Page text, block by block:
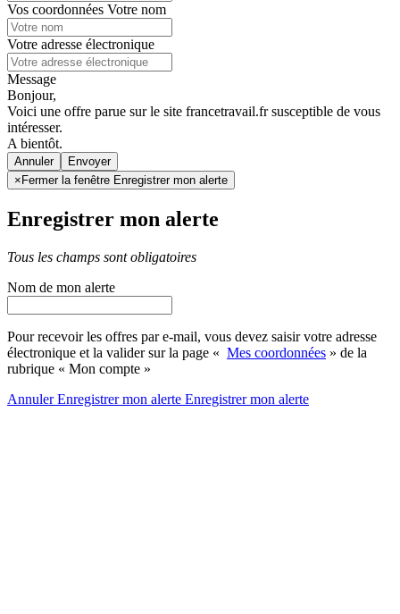
Vos coordonnées Votre nom
Votre adresse électronique
Message
Bonjour,
Voici une offre parue sur le site francetravail.fr susceptible de vous
intéresser.
A bientôt.
Annuler
× Fermer la fenêtre Enregistrer mon alerte
Enregistrer mon alerte
Tous les champs sont obligatoires
Nom de mon alerte
Pour recevoir les offres par e-mail, vous devez saisir votre adresse
électronique et la valider sur la page « Mes coordonnées » de la
rubrique « Mon compte »
AnnulerEnregistrer mon alerte Enregistrermon alerte